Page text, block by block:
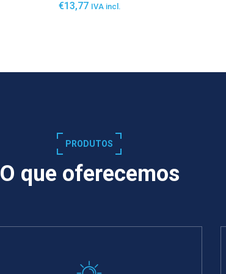
€13,77 IVA incl.
PRODUTOS
O que oferecemos